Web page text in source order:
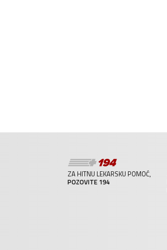
ZA HITNU LEKARSKU POMOĆ,
POZOVITE 194